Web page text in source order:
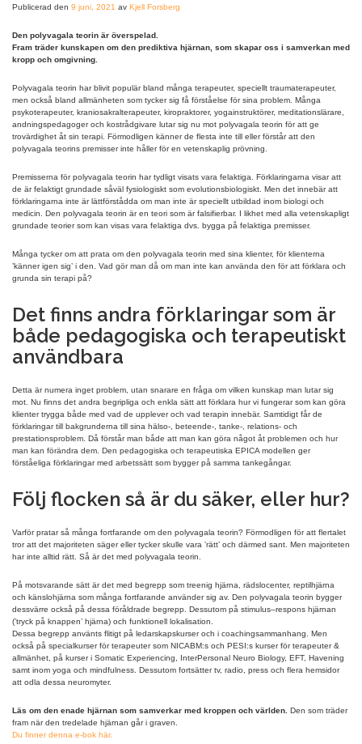
Publicerad den 9 juni, 2021 av Kjell Forsberg
Den polyvagala teorin är överspelad.
Fram träder kunskapen om den prediktiva hjärnan, som skapar oss i samverkan med
kropp och omgivning.
Polyvagala teorin har blivit populär bland många terapeuter, speciellt traumaterapeuter,
men också bland allmänheten som tycker sig få förståelse för sina problem. Många
psykoterapeuter, kraniosakralterapeuter, kiropraktorer, yogainstruktörer, meditationslärare,
andningspedagoger och kostrådgivare lutar sig nu mot polyvagala teorin för att ge
trovärdighet åt sin terapi. Förmodligen känner de flesta inte till eller förstår att den
polyvagala teorins premisser inte håller för en vetenskaplig prövning.
Premisserna för polyvagala teorin har tydligt visats vara felaktiga. Förklaringarna visar att
de är felaktigt grundade såväl fysiologiskt som evolutionsbiologiskt. Men det innebär att
förklaringarna inte är lättförstådda om man inte är speciellt utbildad inom biologi och
medicin. Den polyvagala teorin är en teori som är falsifierbar. I likhet med alla vetenskapligt
grundade teorier som kan visas vara felaktiga dvs. bygga på felaktiga premisser.
Många tycker om att prata om den polyvagala teorin med sina klienter, för klienterna
’känner igen sig’ i den. Vad gör man då om man inte kan använda den för att förklara och
grunda sin terapi på?
Det finns andra förklaringar som är
både pedagogiska och terapeutiskt
användbara
Detta är numera inget problem, utan snarare en fråga om vilken kunskap man lutar sig
mot. Nu finns det andra begripliga och enkla sätt att förklara hur vi fungerar som kan göra
klienter trygga både med vad de upplever och vad terapin innebär. Samtidigt får de
förklaringar till bakgrunderna till sina hälso-, beteende-, tanke-, relations- och
prestationsproblem. Då förstår man både att man kan göra något åt problemen och hur
man kan förändra dem. Den pedagogiska och terapeutiska EPICA modellen ger
förståeliga förklaringar med arbetssätt som bygger på samma tankegångar.
Följ flocken så är du säker, eller hur?
Varför pratar så många fortfarande om den polyvagala teorin? Förmodligen för att flertalet
tror att det majoriteten säger eller tycker skulle vara ’rätt’ och därmed sant. Men majoriteten
har inte alltid rätt. Så är det med polyvagala teorin.
På motsvarande sätt är det med begrepp som treenig hjärna, rädslocenter, reptilhjärna
och känslohjärna som många fortfarande använder sig av. Den polyvagala teorin bygger
dessvärre också på dessa föråldrade begrepp. Dessutom på stimulus–respons hjärnan
(’tryck på knappen’ hjärna) och funktionell lokalisation.
Dessa begrepp använts flitigt på ledarskapskurser och i coachingsammanhang. Men
också på specialkurser för terapeuter som NICABM:s och PESI:s kurser för terapeuter &
allmänhet, på kurser i Somatic Experiencing, InterPersonal Neuro Biology, EFT, Havening
samt inom yoga och mindfulness. Dessutom fortsätter tv, radio, press och flera hemsidor
att odla dessa neuromyter.
Läs om den enade hjärnan som samverkar med kroppen och världen. Den som träder
fram när den tredelade hjärnan går i graven.
Du finner denna e-bok här.